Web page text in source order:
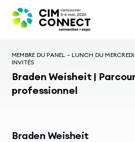
CIM Convention
MEMBRE DU PANEL – LUNCH DU
INVITÉS
Braden Weisheit |
professionnel
Braden Weisheit